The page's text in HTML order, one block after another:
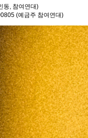
동, 참여연대)
(예금주 참여연대)